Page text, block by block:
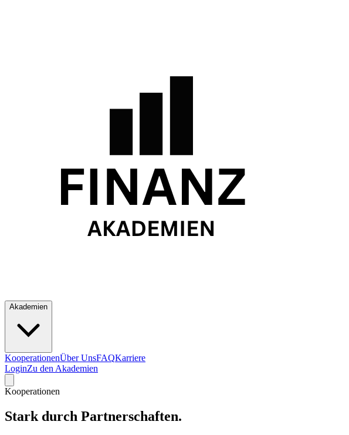
Akademien
KooperationenÜber UnsFAQKarriere
LoginZu den Akademien
Kooperationen
Stark durch Partnerschaften.